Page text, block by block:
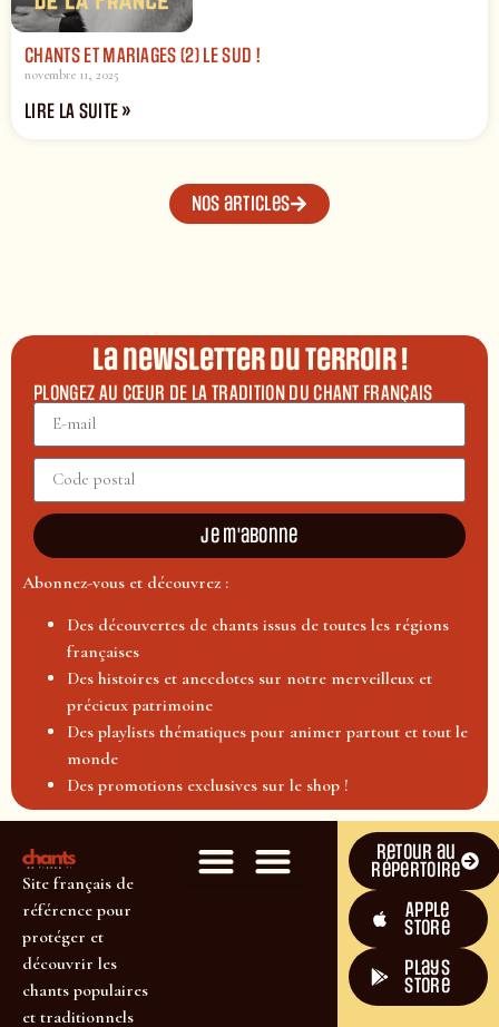
CHANTS ET MARIAGES (2) LE SUD !
novembre 11, 2025
LIRE LA SUITE »
Nos articles
La newsletter du terroir !
PLONGEZ AU CŒUR DE LA TRADITION DU CHANT FRANÇAIS
Je m'abonne
Abonnez-vous et découvrez :
Des découvertes de chants issus de toutes les régions
françaises
Des histoires et anecdotes sur notre merveilleux et
précieux patrimoine
Des playlists thématiques pour animer partout et tout le
monde
Des promotions exclusives sur le shop !
Site français de
référence pour
protéger et
découvrir les
chants populaires
et traditionnels
Retour au
répertoire
Apple
Store
plays
store